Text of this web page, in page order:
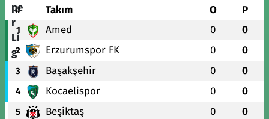
# Takım O P
1 Amed 0 0
2 Erzurumspor FK 0 0
3 Başakşehir 0 0
4 Kocaelispor 0 0
5 Beşiktaş 0 0